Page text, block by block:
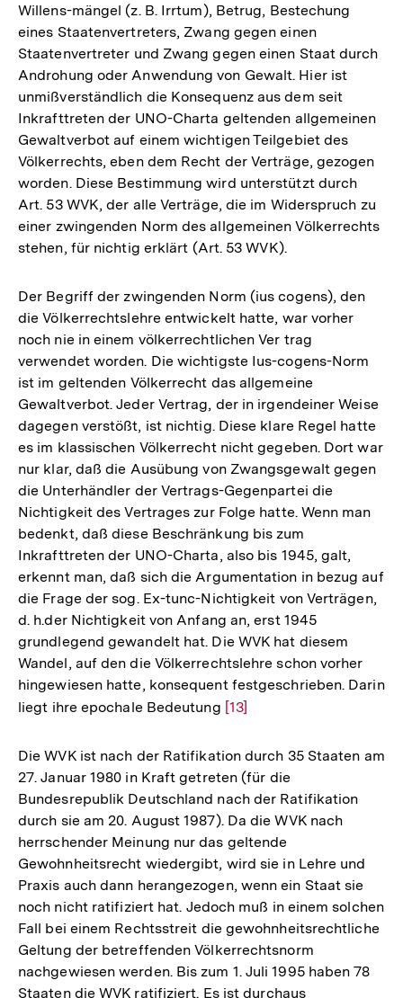
Willens-mängel (z. B. Irrtum), Betrug, Bestechung
eines Staatenvertreters, Zwang gegen einen
Staatenvertreter und Zwang gegen einen Staat durch
Androhung oder Anwendung von Gewalt. Hier ist
unmißverständlich die Konsequenz aus dem seit
Inkrafttreten der UNO-Charta geltenden allgemeinen
Gewaltverbot auf einem wichtigen Teilgebiet des
Völkerrechts, eben dem Recht der Verträge, gezogen
worden. Diese Bestimmung wird unterstützt durch
Art. 53 WVK, der alle Verträge, die im Widerspruch zu
einer zwingenden Norm des allgemeinen Völkerrechts
stehen, für nichtig erklärt (Art. 53 WVK).
Der Begriff der zwingenden Norm (ius cogens), den
die Völkerrechtslehre entwickelt hatte, war vorher
noch nie in einem völkerrechtlichen Ver­ trag
verwendet worden. Die wichtigste Ius-cogens-Norm
ist im geltenden Völkerrecht das allgemeine
Gewaltverbot. Jeder Vertrag, der in irgendeiner Weise
dagegen verstößt, ist nichtig. Diese klare Regel hatte
es im klassischen Völkerrecht nicht gegeben. Dort war
nur klar, daß die Ausübung von Zwangsgewalt gegen
die Unterhändler der Vertrags-Gegenpartei die
Nichtigkeit des Vertrages zur Folge hatte. Wenn man
bedenkt, daß diese Beschränkung bis zum
Inkrafttreten der UNO-Charta, also bis 1945, galt,
erkennt man, daß sich die Argumentation in bezug auf
die Frage der sog. Ex-tunc-Nichtigkeit von Verträgen,
d. h.der Nichtigkeit von Anfang an, erst 1945
grundlegend gewandelt hat. Die WVK hat diesem
Wandel, auf den die Völkerrechtslehre schon vorher
hingewiesen hatte, konsequent festgeschrieben. Darin
liegt ihre epochale Bedeutung Zur
der
Fußnote
[13]
Die WVK ist nach der Ratifikation durch 35 Staaten am
27. Januar 1980 in Kraft getreten (für die
Bundesrepublik Deutschland nach der Ratifikation
durch sie am 20. August 1987). Da die WVK nach
herrschender Meinung nur das geltende
Gewohnheitsrecht wiedergibt, wird sie in Lehre und
Praxis auch dann herangezogen, wenn ein Staat sie
noch nicht ratifiziert hat. Jedoch muß in einem solchen
Fall bei einem Rechtsstreit die gewohnheitsrechtliche
Geltung der betreffenden Völkerrechtsnorm
nachgewiesen werden. Bis zum 1. Juli 1995 haben 78
Staaten die WVK ratifiziert. Es ist durchaus
Zum